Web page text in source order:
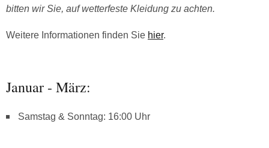
bitten wir Sie, auf wetterfeste Kleidung zu achten.
Weitere Informationen finden Sie hier.
Januar - März:
Samstag & Sonntag: 16:00 Uhr